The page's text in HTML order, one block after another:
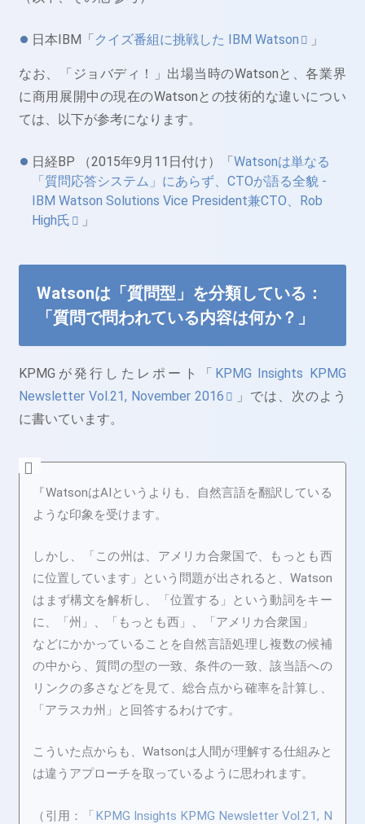
日本IBM「クイズ番組に挑戦した IBM Watson 」
なお、「ジョバディ！」出場当時のWatsonと、各業界
に商用展開中の現在のWatsonとの技術的な違いについ
ては、以下が参考になります。
日経BP （2015年9月11日付け）「Watsonは単なる
「質問応答システム」にあらず、CTOが語る全貌 -
IBM Watson Solutions Vice President兼CTO、Rob
High氏
」
Watsonは「質問型」を分類している：
「質問で問われている内容は何か？」
KPMGが発行したレポート「 KPMG Insights KPMG
Newsletter Vol.21, November 2016
」では、次のよう
に書いています。
『WatsonはAIというよりも、自然言語を翻訳している
ような印象を受けます。
しかし、「この州は、アメリカ合衆国で、もっとも西
に位置しています」という問題が出されると、Watson
はまず構文を解析し、「位置する」という動詞をキー
に、「州」、「もっとも西」、「アメリカ合衆国」
などにかかっていることを自然言語処理し複数の候補
の中から、質問の型の一致、条件の一致、該当語への
リンクの多さなどを見て、総合点から確率を計算し、
「アラスカ州」と回答するわけです。
こういた点からも、Watsonは人間が理解する仕組みと
は違うアプローチを取っているように思われます。
（引用：「KPMG Insights KPMG Newsletter Vol.21, N